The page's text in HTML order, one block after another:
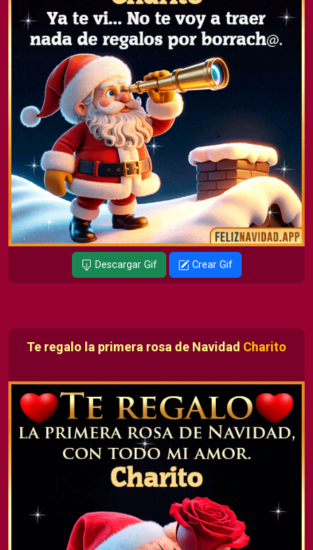
Descargar Gif Crear Gif
Te regalo la primera rosa de Navidad Charito